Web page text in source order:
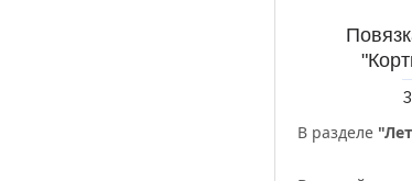
В разделе